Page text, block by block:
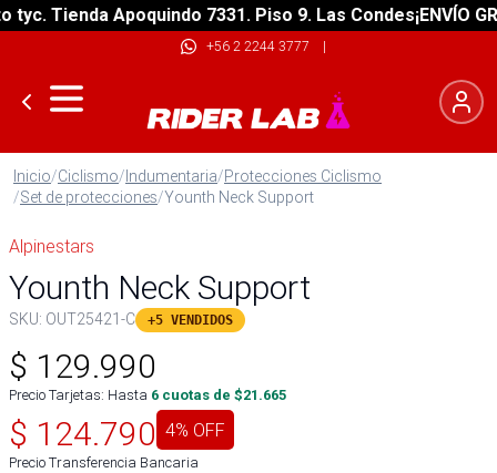
Tienda Apoquindo 7331. Piso 9. Las Condes¡ENVÍO
+56 2 2244 3777 |
Inicio/Ciclismo/Indumentaria/Protecciones Ciclismo
/Set de protecciones/Younth Neck Support
Alpinestars
Younth Neck Support
SKU: OUT25421-C +5 VENDIDOS
$ 129.990
Precio Tarjetas: Hasta 6 cuotas de $21.665
$ 124.790 4% OFF
Precio Transferencia Bancaria